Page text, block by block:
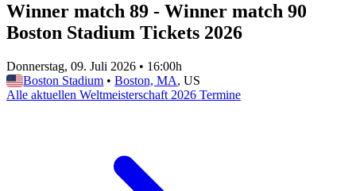
Winner match 89 - Winner match 90
Boston Stadium Tickets 2026
Donnerstag, 09. Juli 2026 • 16:00h
Boston Stadium • Boston, MA, US
Alle aktuellen Weltmeisterschaft 2026 Termine